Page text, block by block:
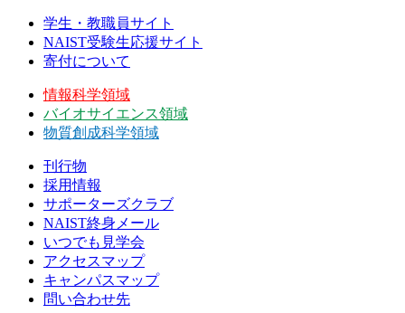
学生・教職員サイト
NAIST受験生応援サイト
寄付について
情報科学領域
バイオサイエンス領域
物質創成科学領域
刊行物
採用情報
サポーターズクラブ
NAIST終身メール
いつでも見学会
アクセスマップ
キャンパスマップ
問い合わせ先